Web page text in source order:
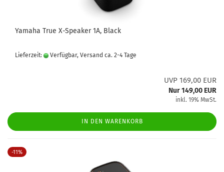
Yamaha True X-Speaker 1A, Black
Lieferzeit: Verfügbar, Versand ca. 2-4 Tage
UVP 169,00 EUR
Nur 149,00 EUR
inkl. 19% MwSt.
IN DEN WARENKORB
-11%